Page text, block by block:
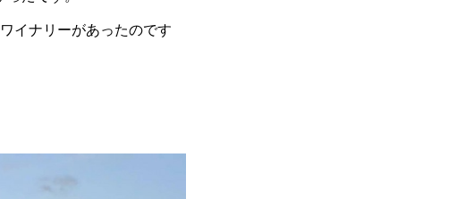
イナリーがあったのです